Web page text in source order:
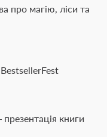
про магію, ліси та
книги